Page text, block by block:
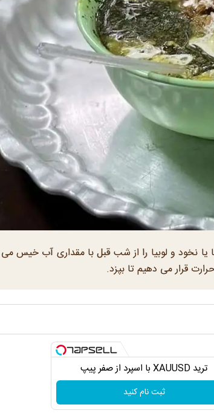
نخود و لوبیا را از شب قبل با مقداری آب خیس می
قرار می دهیم تا بپزد.
ترید XAUUSD با اسپرد از صفر پیپ
ثبت نام کنید